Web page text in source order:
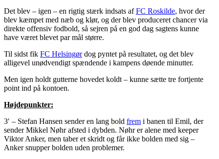
Det blev – igen – en rigtig stærk indsats afFC Roskilde, hvor der
blev kæmpet med næb og klør, og der blev produceret chancer via
direkte offensiv fodbold, så sejren på en god dag sagtens kunne
have været blevet par mål større.
Til sidst fik FC Helsingørdog pyntet på resultatet, og det blev
alligevel unødvendigt spændende i kampens døende minutter.
Men igen holdt gutterne hovedet koldt – kunne sætte tre fortjente
point ind på kontoen.
Højdepunkter:
3′ – Stefan Hansen sender en lang bold frem i banen til Emil, der
sender Mikkel Nøhr afsted i dybden. Nøhr er alene med keeper
Viktor Anker, men taber et skridt og får ikke bolden med sig –
Anker snupper bolden uden problemer.